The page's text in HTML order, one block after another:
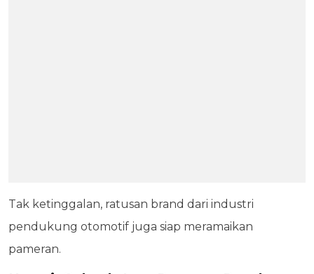
Tak ketinggalan, ratusan brand dari industri
pendukung otomotif juga siap meramaikan
pameran.